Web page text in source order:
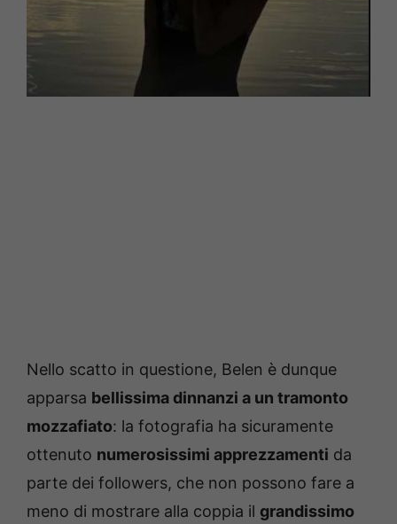
Nello scatto in questione, Belen è dunque
apparsa bellissima dinnanzi a un tramonto
mozzafiato: la fotografia ha sicuramente
ottenuto numerosissimi apprezzamenti da
parte dei followers, che non possono fare a
meno di mostrare alla coppia il grandissimo